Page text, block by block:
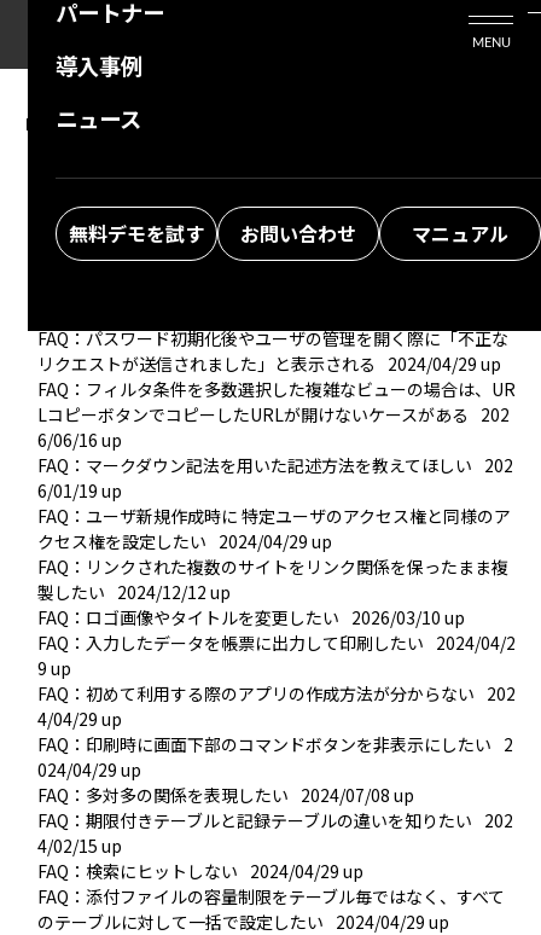
パートナー
導入事例
ニュース
無料デモを試す お問い合わせ マニュアル
MENU
FAQ：その他画面の操作・設定
4/29 up
FAQ：しばらく操作していないと初回アクセスに時間がかかる
2024/04/29 up
FAQ：テーブル名を変更したい 2024/04/29 up
FAQ：パスワード初期化後やユーザの管理を開く際に「不正な
リクエストが送信されました」と表示される
2024/04/29 up
FAQ：フィルタ条件を多数選択した複雑なビューの場合は、UR
LコピーボタンでコピーしたURLが開けないケースがある
202
6/06/16 up
FAQ：マークダウン記法を用いた記述方法を教えてほしい 202
6/01/19 up
FAQ：ユーザ新規作成時に 特定ユーザのアクセス権と同様のア
クセス権を設定したい 2024/04/29 up
FAQ：リンクされた複数のサイトをリンク関係を保ったまま複
製したい 2024/12/12 up
FAQ：ロゴ画像やタイトルを変更したい 2026/03/10 up
FAQ：入力したデータを帳票に出力して印刷したい 2024/04/2
9 up
FAQ：初めて利用する際のアプリの作成方法が分からない 202
4/04/29 up
FAQ：印刷時に画面下部のコマンドボタンを非表示にしたい 2
024/04/29 up
FAQ：多対多の関係を表現したい 2024/07/08 up
FAQ：期限付きテーブルと記録テーブルの違いを知りたい 202
4/02/15 up
FAQ：検索にヒットしない 2024/04/29 up
FAQ：添付ファイルの容量制限をテーブル毎ではなく、すべて
のテーブルに対して一括で設定したい 2024/04/29 up